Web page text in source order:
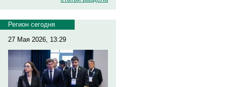
Регион сегодня
27 Мая 2026, 13:29